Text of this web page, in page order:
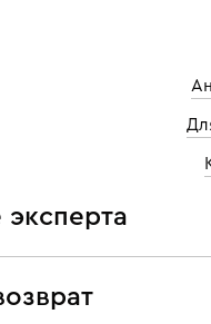
экспертизу
ювелирных
проба, драгоценный